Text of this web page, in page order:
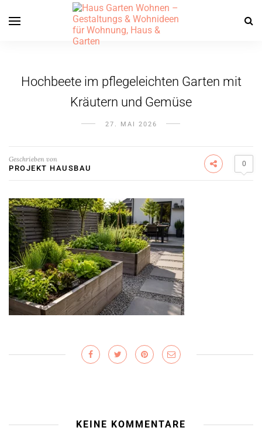
Hochbeete im pflegeleichten Garten mit
Kräutern und Gemüse
27. MAI 2026
Geschrieben von
PROJEKT HAUSBAU
0
KEINE KOMMENTARE